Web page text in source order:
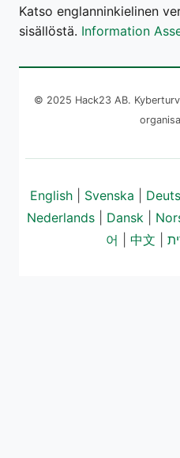
Katso englanninkielinen
sisällöstä. Information
© 2025 Hack23 AB.
English Svenska
Nederlands
Dansk
어
中文